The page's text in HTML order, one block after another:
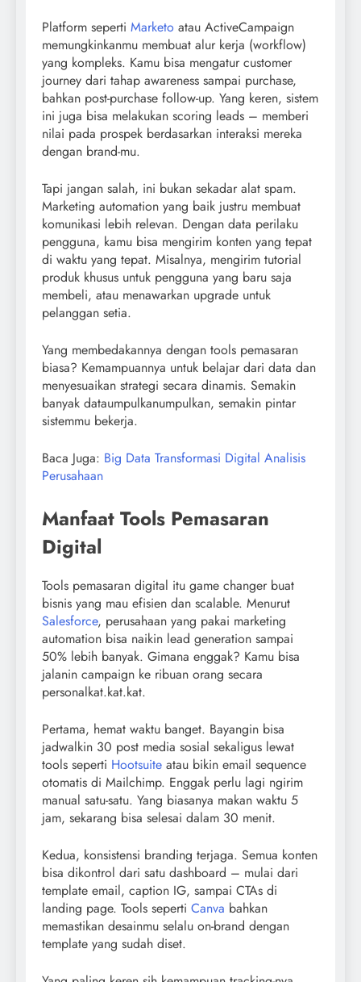
Platform seperti Marketo atau ActiveCampaign
memungkinkanmu membuat alur kerja (workflow)
yang kompleks. Kamu bisa mengatur customer
journey dari tahap awareness sampai purchase,
bahkan post-purchase follow-up. Yang keren, sistem
ini juga bisa melakukan scoring leads – memberi
nilai pada prospek berdasarkan interaksi mereka
dengan brand-mu.
Tapi jangan salah, ini bukan sekadar alat spam.
Marketing automation yang baik justru membuat
komunikasi lebih relevan. Dengan data perilaku
pengguna, kamu bisa mengirim konten yang tepat
di waktu yang tepat. Misalnya, mengirim tutorial
produk khusus untuk pengguna yang baru saja
membeli, atau menawarkan upgrade untuk
pelanggan setia.
Yang membedakannya dengan tools pemasaran
biasa? Kemampuannya untuk belajar dari data dan
menyesuaikan strategi secara dinamis. Semakin
banyak dataumpulkanumpulkan, semakin pintar
sistemmu bekerja.
Baca Juga: Big Data Transformasi Digital Analisis
Perusahaan
Manfaat Tools Pemasaran
Digital
Tools pemasaran digital itu game changer buat
bisnis yang mau efisien dan scalable. Menurut
Salesforce, perusahaan yang pakai marketing
automation bisa naikin lead generation sampai
50% lebih banyak. Gimana enggak? Kamu bisa
jalanin campaign ke ribuan orang secara
personalkat.kat.kat.
Pertama, hemat waktu banget. Bayangin bisa
jadwalkin 30 post media sosial sekaligus lewat
tools seperti Hootsuite atau bikin email sequence
otomatis di Mailchimp. Enggak perlu lagi ngirim
manual satu-satu. Yang biasanya makan waktu 5
jam, sekarang bisa selesai dalam 30 menit.
Kedua, konsistensi branding terjaga. Semua konten
bisa dikontrol dari satu dashboard – mulai dari
template email, caption IG, sampai CTAs di
landing page. Tools seperti Canva bahkan
memastikan desainmu selalu on-brand dengan
template yang sudah diset.